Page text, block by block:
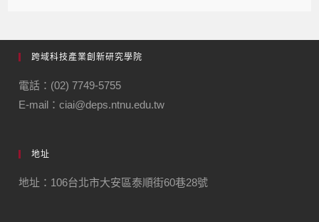
跨域科技產業創新研究學院
電話：(02) 7749-5755
E-mail：ciai@deps.ntnu.edu.tw
地址
地址：106台北市大安區泰順街60巷28號